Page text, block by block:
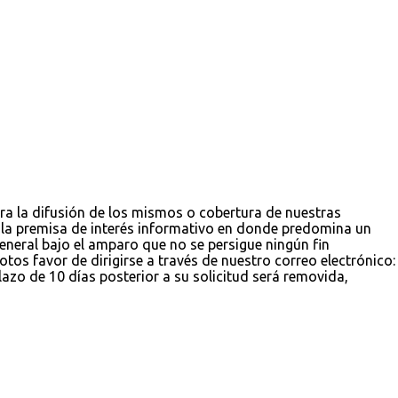
la difusión de los mismos o cobertura de nuestras
premisa de interés informativo en donde predomina un
bajo el amparo que no se persigue ningún fin
favor de dirigirse a través de nuestro correo electrónico:
de 10 días posterior a su solicitud será removida,